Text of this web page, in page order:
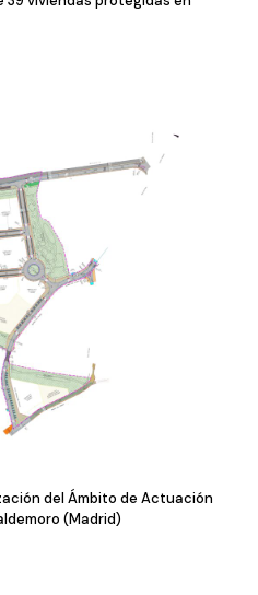
del Ámbito de Actuación
(Madrid)